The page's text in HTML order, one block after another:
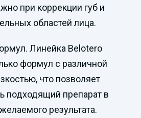
при коррекции губ и
областей лица.
Линейка Belotero
формул с различной
что позволяет
подходящий препарат в
результата.